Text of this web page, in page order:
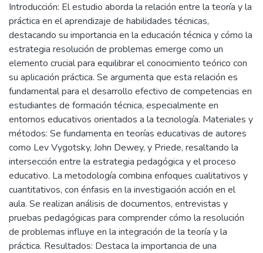
Introducción: El estudio aborda la relación entre la teoría y la
práctica en el aprendizaje de habilidades técnicas,
destacando su importancia en la educación técnica y cómo la
estrategia resolución de problemas emerge como un
elemento crucial para equilibrar el conocimiento teórico con
su aplicación práctica. Se argumenta que esta relación es
fundamental para el desarrollo efectivo de competencias en
estudiantes de formación técnica, especialmente en
entornos educativos orientados a la tecnología. Materiales y
métodos: Se fundamenta en teorías educativas de autores
como Lev Vygotsky, John Dewey, y Priede, resaltando la
intersección entre la estrategia pedagógica y el proceso
educativo. La metodología combina enfoques cualitativos y
cuantitativos, con énfasis en la investigación acción en el
aula. Se realizan análisis de documentos, entrevistas y
pruebas pedagógicas para comprender cómo la resolución
de problemas influye en la integración de la teoría y la
práctica. Resultados: Destaca la importancia de una